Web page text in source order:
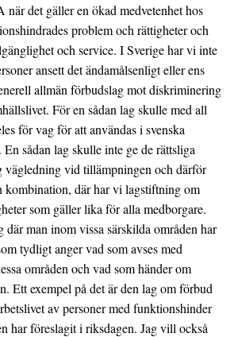
det gäller en ökad medvetenhet hos
problem och rättigheter och
och service. I Sverige har vi inte
ansett det ändamålsenligt eller ens
allmän förbudslag mot diskriminering
För en sådan lag skulle med all
för vag för att användas i svenska
sådan lag skulle inte ge de rättsliga
vägledning vid tillämpningen och därför
kombination, där har vi lagstiftning om
som gäller lika för alla medborgare.
man inom vissa särskilda områden har
tydligt anger vad som avses med
områden och vad som händer om
Ett exempel på det är den lag om förbud
av personer med funktionshinder
har föreslagit i riksdagen. Jag vill också